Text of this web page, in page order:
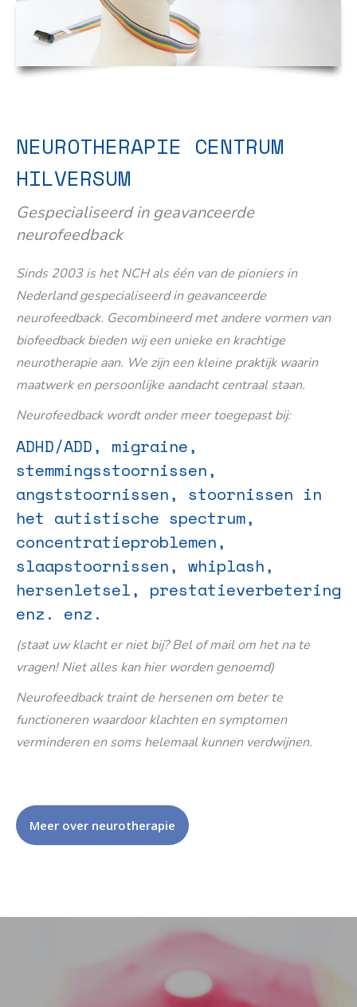
NEUROTHERAPIE CENTRUM
HILVERSUM
Gespecialiseerd in geavanceerde
neurofeedback
Sinds 2003 is het NCH als één van de pioniers in
Nederland gespecialiseerd in geavanceerde
neurofeedback. Gecombineerd met andere vormen van
biofeedback bieden wij een unieke en krachtige
neurotherapie aan. We zijn een kleine praktijk waarin
maatwerk en persoonlijke aandacht centraal staan.
Neurofeedback wordt onder meer toegepast bij:
ADHD/ADD, migraine,
stemmingsstoornissen,
angststoornissen, stoornissen in
het autistische spectrum,
concentratieproblemen,
slaapstoornissen, whiplash,
hersenletsel, prestatieverbetering
enz. enz.
(staat uw klacht er niet bij? Bel of mail om het na te
vragen! Niet alles kan hier worden genoemd)
Neurofeedback traint de hersenen om beter te
functioneren waardoor klachten en symptomen
verminderen en soms helemaal kunnen verdwijnen.
Meer over neurotherapie